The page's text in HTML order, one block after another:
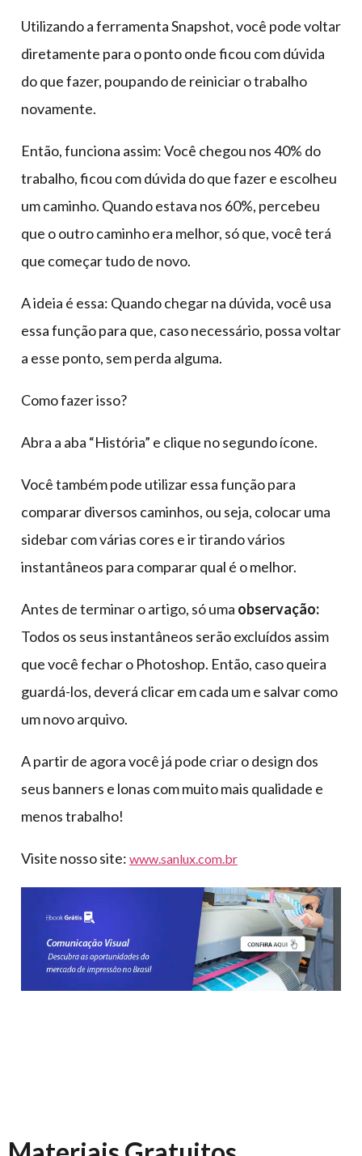
Utilizando a ferramenta Snapshot, você pode voltar
diretamente para o ponto onde ficou com dúvida
do que fazer, poupando de reiniciar o trabalho
novamente.
Então, funciona assim: Você chegou nos 40% do
trabalho, ficou com dúvida do que fazer e escolheu
um caminho. Quando estava nos 60%, percebeu
que o outro caminho era melhor, só que, você terá
que começar tudo de novo.
A ideia é essa: Quando chegar na dúvida, você usa
essa função para que, caso necessário, possa voltar
a esse ponto, sem perda alguma.
Como fazer isso?
Abra a aba “História” e clique no segundo ícone.
Você também pode utilizar essa função para
comparar diversos caminhos, ou seja, colocar uma
sidebar com várias cores e ir tirando vários
instantâneos para comparar qual é o melhor.
Antes de terminar o artigo, só uma observação:
Todos os seus instantâneos serão excluídos assim
que você fechar o Photoshop. Então, caso queira
guardá-los, deverá clicar em cada um e salvar como
um novo arquivo.
A partir de agora você já pode criar o design dos
seus banners e lonas com muito mais qualidade e
menos trabalho!
Visite nosso site: www.sanlux.com.br